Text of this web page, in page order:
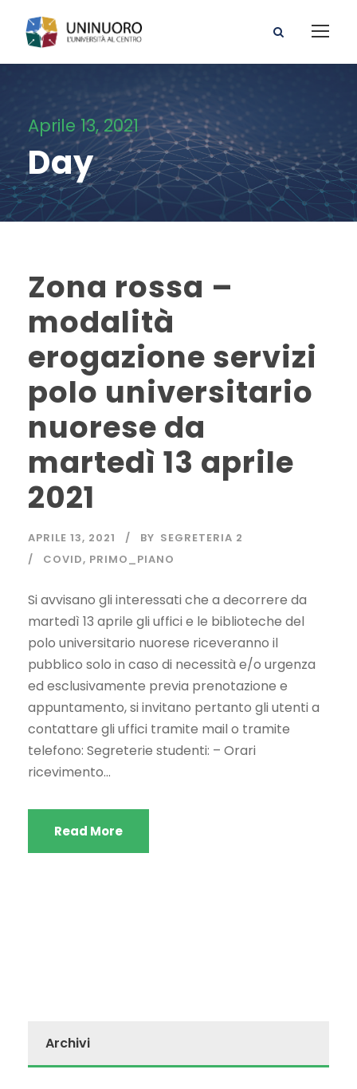
Aprile 13, 2021
Day
Zona rossa –
modalità
erogazione servizi
polo universitario
nuorese da
martedì 13 aprile
2021
APRILE 13, 2021 BY SEGRETERIA 2
COVID, PRIMO_PIANO
Si avvisano gli interessati che a decorrere da
martedì 13 aprile gli uffici e le biblioteche del
polo universitario nuorese riceveranno il
pubblico solo in caso di necessità e/o urgenza
ed esclusivamente previa prenotazione e
appuntamento, si invitano pertanto gli utenti a
contattare gli uffici tramite mail o tramite
telefono: Segreterie studenti: – Orari
ricevimento...
Read More
Archivi